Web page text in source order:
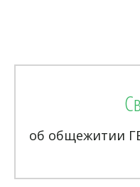
об общежитии